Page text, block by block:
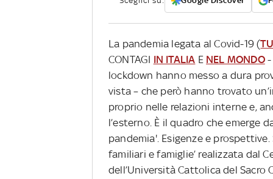
La pandemia legata al Covid-19 (
CONTAGI IN ITALIA E NEL MONDO
lockdown hanno messo a dura
vista – che però hanno trovato
proprio nelle relazioni interne e,
l’esterno. È il quadro che emerge
pandemia'. Esigenze e
familiari e famiglie’ realizzata dal
dell’Università Cattolica del Sacro